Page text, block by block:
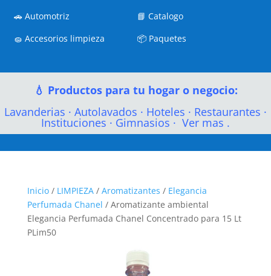
🚗Automotriz
🧽Accesorios limpieza
📘Catalogo
📦 Paquetes
💧 Productos para tu hogar o negocio:
Lavanderias · Autolavados · Hoteles · Restaurantes ·
Instituciones · Gimnasios · Ver mas .
Inicio/ LIMPIEZA/ Aromatizantes / Elegancia
Perfumada Chanel / Aromatizante ambiental
Elegancia Perfumada Chanel Concentrado para 15 Lt
PLim50